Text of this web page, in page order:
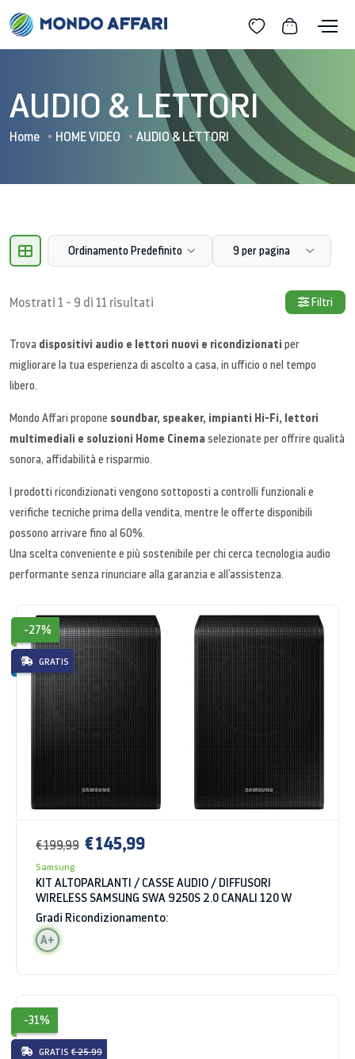
AUDIO & LETTORI
Home HOME VIDEO AUDIO & LETTORI
Ordinamento Predefinito 9 per pagina
Mostrati 1 - 9 di 11 risultati Filtri
Trova dispositivi audio e lettori nuovi e ricondizionati per
migliorare la tua esperienza di ascolto a casa, in ufficio o nel tempo
libero.
Mondo Affari propone soundbar, speaker, impianti Hi-Fi, lettori
multimediali e soluzioni Home Cinema selezionate per offrire qualità
sonora, affidabilità e risparmio.
I prodotti ricondizionati vengono sottoposti a controlli funzionali e
verifiche tecniche prima della vendita, mentre le offerte disponibili
possono arrivare fino al 60%.
Una scelta conveniente e più sostenibile per chi cerca tecnologia audio
performante senza rinunciare alla garanzia e all’assistenza.
-27%
GRATIS
€ 199,99 € 145,99
Samsung
KIT ALTOPARLANTI / CASSE AUDIO / DIFFUSORI
WIRELESS SAMSUNG SWA 9250S 2.0 CANALI 120 W
Gradi Ricondizionamento:
A+
-31%
GRATIS € 25.99